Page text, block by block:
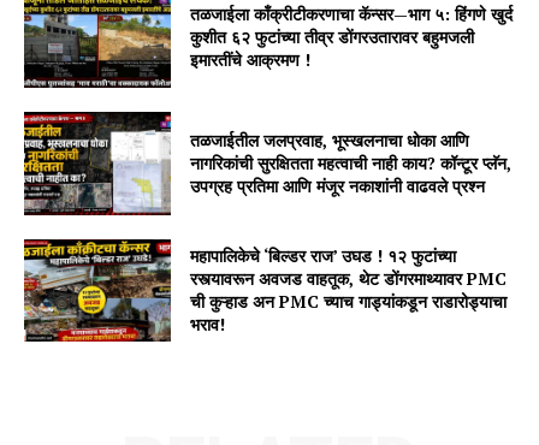
तळजाईला काँक्रीटीकरणाचा कॅन्सर—भाग ५: हिंगणे खुर्द
कुशीत ६२ फुटांच्या तीव्र डोंगरउतारावर बहुमजली
इमारतींचे आक्रमण !
तळजाईतील जलप्रवाह, भूस्खलनाचा धोका आणि
नागरिकांची सुरक्षितता महत्वाची नाही काय? कॉन्टूर प्लॅन,
उपग्रह प्रतिमा आणि मंजूर नकाशांनी वाढवले प्रश्न
महापालिकेचे ‘बिल्डर राज’ उघड ! १२ फुटांच्या
रस्त्यावरून अवजड वाहतूक, थेट डोंगरमाथ्यावर PMC
ची कुऱ्हाड अन PMC च्याच गाड्यांकडून राडारोड्याचा
भराव!